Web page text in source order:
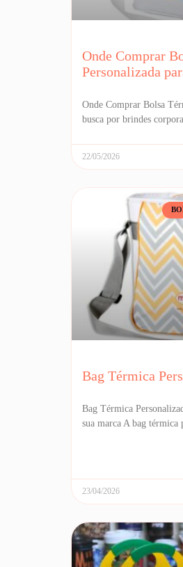
Onde Comprar
Personalizada
Onde Comprar Bolsa
busca por brindes
22/05/2026
Bag Térmica
Bag Térmica
sua marca A bag térmica
23/04/2026